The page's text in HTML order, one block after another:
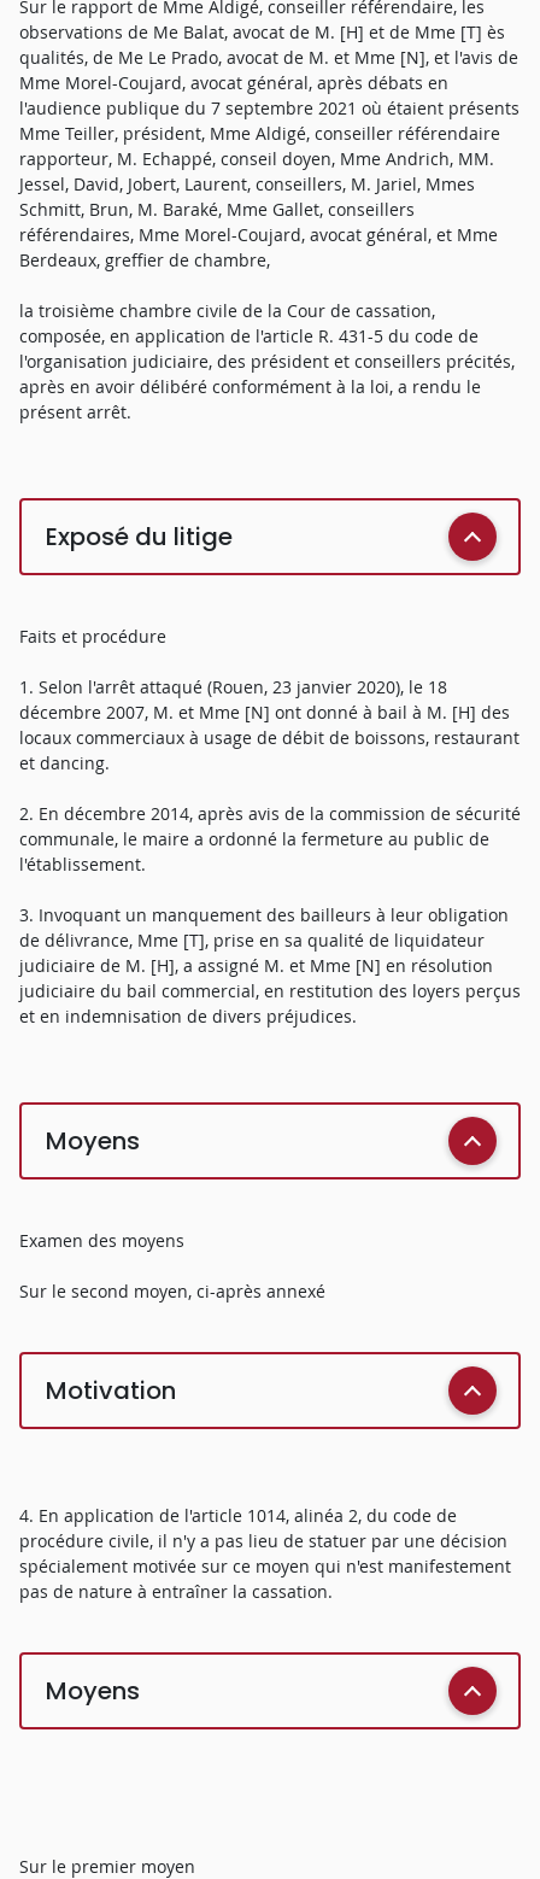
Sur le rapport de Mme Aldigé, conseiller référendaire, les
observations de Me Balat, avocat de M. [H] et de Mme [T] ès
qualités, de Me Le Prado, avocat de M. et Mme [N], et l'avis de
Mme Morel-Coujard, avocat général, après débats en
l'audience publique du 7 septembre 2021 où étaient présents
Mme Teiller, président, Mme Aldigé, conseiller référendaire
rapporteur, M. Echappé, conseil doyen, Mme Andrich, MM.
Jessel, David, Jobert, Laurent, conseillers, M. Jariel, Mmes
Schmitt, Brun, M. Baraké, Mme Gallet, conseillers
référendaires, Mme Morel-Coujard, avocat général, et Mme
Berdeaux, greffier de chambre,
la troisième chambre civile de la Cour de cassation,
composée, en application de l'article R. 431-5 du code de
l'organisation judiciaire, des président et conseillers précités,
après en avoir délibéré conformément à la loi, a rendu le
présent arrêt.
Exposé du litige
Faits et procédure
1. Selon l'arrêt attaqué (Rouen, 23 janvier 2020), le 18
décembre 2007, M. et Mme [N] ont donné à bail à M. [H] des
locaux commerciaux à usage de débit de boissons, restaurant
et dancing.
2. En décembre 2014, après avis de la commission de sécurité
communale, le maire a ordonné la fermeture au public de
l'établissement.
3. Invoquant un manquement des bailleurs à leur obligation
de délivrance, Mme [T], prise en sa qualité de liquidateur
judiciaire de M. [H], a assigné M. et Mme [N] en résolution
judiciaire du bail commercial, en restitution des loyers perçus
et en indemnisation de divers préjudices.
Moyens
Examen des moyens
Sur le second moyen, ci-après annexé
Motivation
4. En application de l'article 1014, alinéa 2, du code de
procédure civile, il n'y a pas lieu de statuer par une décision
spécialement motivée sur ce moyen qui n'est manifestement
pas de nature à entraîner la cassation.
Moyens
Sur le premier moyen